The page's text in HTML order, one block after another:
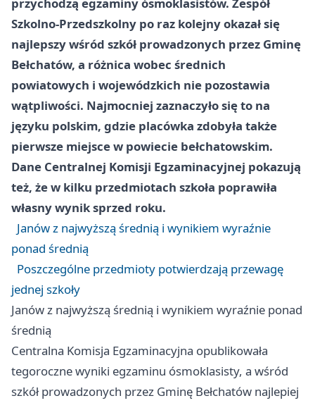
przychodzą egzaminy ósmoklasistów. Zespół
Szkolno-Przedszkolny po raz kolejny okazał się
najlepszy wśród szkół prowadzonych przez Gminę
Bełchatów, a różnica wobec średnich
powiatowych i wojewódzkich nie pozostawia
wątpliwości. Najmocniej zaznaczyło się to na
języku polskim, gdzie placówka zdobyła także
pierwsze miejsce w powiecie bełchatowskim.
Dane Centralnej Komisji Egzaminacyjnej pokazują
też, że w kilku przedmiotach szkoła poprawiła
własny wynik sprzed roku.
Janów z najwyższą średnią i wynikiem wyraźnie
ponad średnią
Poszczególne przedmioty potwierdzają przewagę
jednej szkoły
Janów z najwyższą średnią i wynikiem wyraźnie ponad
średnią
Centralna Komisja Egzaminacyjna opublikowała
tegoroczne wyniki egzaminu ósmoklasisty, a wśród
szkół prowadzonych przez Gminę Bełchatów najlepiej